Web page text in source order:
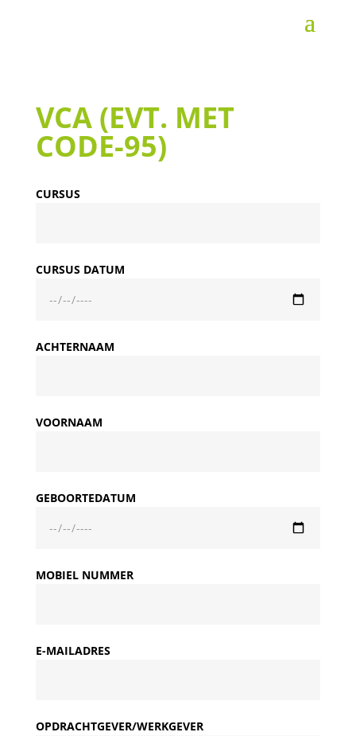
VCA (EVT. MET
CODE-95)
CURSUS
CURSUS DATUM
ACHTERNAAM
VOORNAAM
GEBOORTEDATUM
MOBIEL NUMMER
E-MAILADRES
OPDRACHTGEVER/WERKGEVER